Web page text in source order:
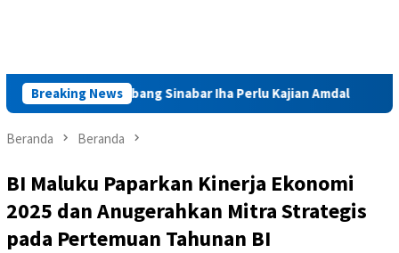
Breaking News
Tambang Sinabar Iha Perlu Kajian Amdal Launching
Beranda Beranda
BI Maluku Paparkan Kinerja Ekonomi
2025 dan Anugerahkan Mitra Strategis
pada Pertemuan Tahunan BI